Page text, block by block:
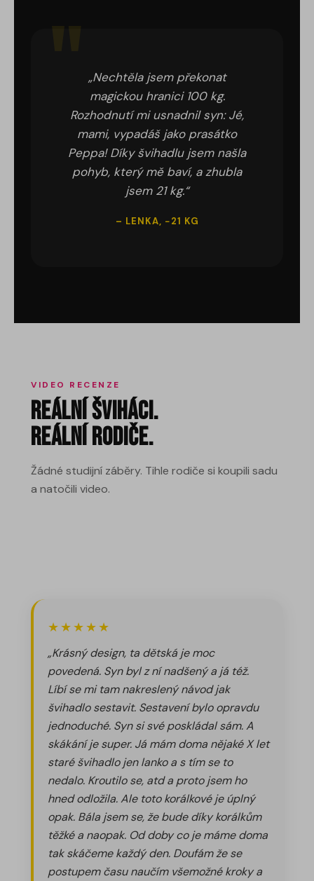
„Nechtěla jsem překonat
magickou hranici 100 kg.
Rozhodnutí mi usnadnil syn: Jé,
mami, vypadáš jako prasátko
Peppa! Díky švihadlu jsem našla
pohyb, který mě baví, a zhubla
jsem 21 kg.“
– LENKA, −21 KG
VIDEO RECENZE
Reální Šviháci.
Reální rodiče.
Žádné studijní záběry. Tihle rodiče si koupili sadu
a natočili video.
★★★★★
„Krásný design, ta dětská je moc
povedená. Syn byl z ní nadšený a já též.
Líbí se mi tam nakreslený návod jak
švihadlo sestavit. Sestavení bylo opravdu
jednoduché. Syn si své poskládal sám. A
skákání je super. Já mám doma nějaké X let
staré švihadlo jen lanko a s tím se to
nedalo. Kroutilo se, atd a proto jsem ho
hned odložila. Ale toto korálkové je úplný
opak. Bála jsem se, že bude díky korálkům
těžké a naopak. Od doby co je máme doma
tak skáčeme každý den. Doufám že se
postupem času naučím všemožné kroky a